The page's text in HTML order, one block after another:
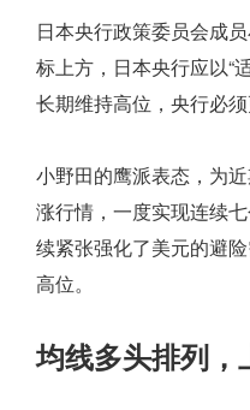
日本央行政策委员会成
标上方，日本央行应以“
长期维持高位，央行必
小野田的鹰派表态，为
涨行情，一度实现连续
续紧张强化了美元的避
高位。
均线多头排列，